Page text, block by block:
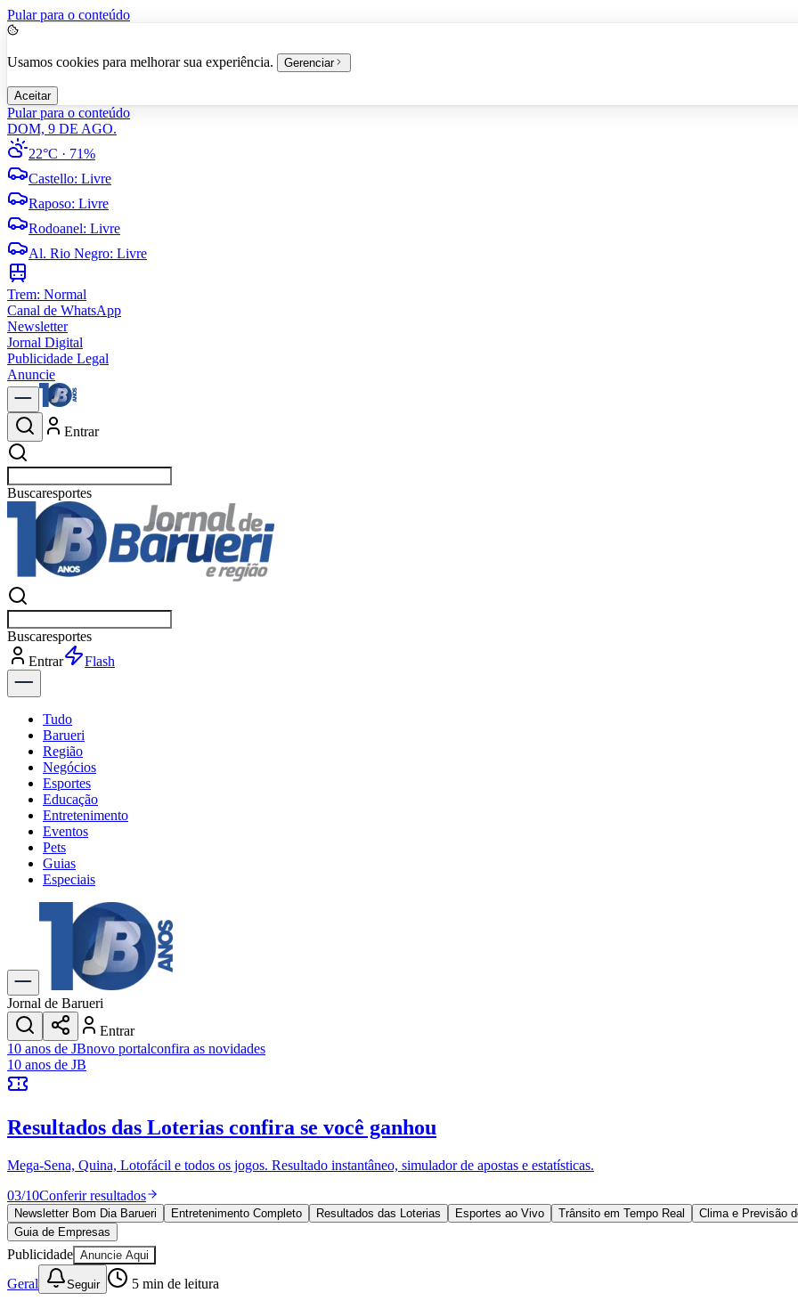
Pular para o conteúdo
Usamos cookies para melhorar sua experiência. Gerenciar
Aceitar
Pular para o conteúdo
DOM, 9 DE AGO.
22°C · 71%
Castello: Livre
Raposo: Livre
Rodoanel: Livre
Al. Rio Negro: Livre
Trem: Normal
Canal de WhatsApp
Newsletter
Jornal Digital
Publicidade Legal
Anuncie
Entrar
Buscaresportes
Buscaresportes
Entrar
Flash
Tudo
Barueri
Região
Negócios
Esportes
Educação
Entretenimento
Eventos
Pets
Guias
Especiais
Explore Tudo
Últimas Notícias
Previsão do Tempo
Trânsito e Rotas
Dia a Dia & Lazer
Transportes
Gastronomia
Cinema & Shows
JogosNovo
Anuncie no Portal
Cadastrar Empresa
Divulgar Vagas Novo
Publicidade Legal
Política
Eleições
Esportes
Saúde
Segurança
Cultura
Jornal de Barueri
Entrar
10 anos de JBnovo portalconfira as novidades
10 anos de JB
Resultados das Loterias confira se você ganhou
Mega-Sena, Quina, Lotofácil e todos os jogos. Resultado instantâneo, simulador de apostas e estatísticas.
03/10Conferir resultados
Newsletter Bom Dia Barueri Entretenimento Completo Resultados das Loterias Esportes ao Vivo Trânsito em Tempo Real Clima e Previsão
Guia de Empresas
Publicidade Anuncie Aqui
Geral Seguir 5 min de leitura